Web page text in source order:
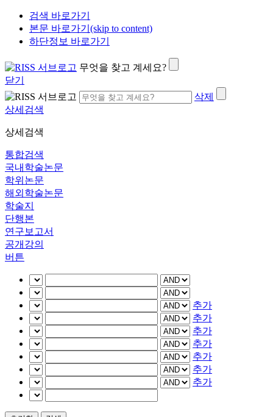
검색 바로가기
본문 바로가기(skip to content)
하단정보 바로가기
무엇을 찾고 계세요?
닫기
삭제
상세검색
상세검색
통합검색
국내학술논문
학위논문
해외학술논문
학술지
단행본
연구보고서
공개강의
버튼
추가
추가
추가
추가
추가
추가
추가